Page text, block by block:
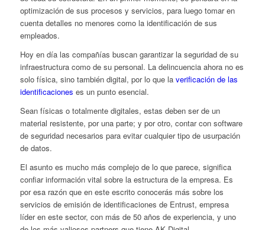
optimización de sus procesos y servicios, para luego tomar en
cuenta detalles no menores como la identificación de sus
empleados.
Hoy en día las compañías buscan garantizar la seguridad de su
infraestructura como de su personal. La delincuencia ahora no es
solo física, sino también digital, por lo que la verificación de las
identificaciones es un punto esencial.
Sean físicas o totalmente digitales, estas deben ser de un
material resistente, por una parte; y por otro, contar con software
de seguridad necesarios para evitar cualquier tipo de usurpación
de datos.
El asunto es mucho más complejo de lo que parece, significa
confiar información vital sobre la estructura de la empresa. Es
por esa razón que en este escrito conocerás más sobre los
servicios de emisión de identificaciones de Entrust, empresa
líder en este sector, con más de 50 años de experiencia, y uno